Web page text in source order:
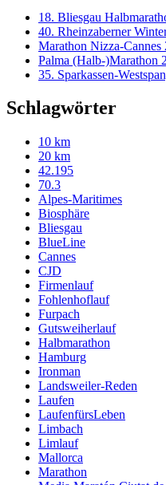
18. Bliesgau
40. Rheinzaberner
Marathon Nizza-Cannes
Palma (Halb-)Marathon
35. Sparkassen-
Schlagwörter
10 km
20 km
42.195
70.3
Alpes-Maritimes
Biosphäre
Bliesgau
BlueLine
Cannes
CJD
Firmenlauf
Fohlenhoflauf
Furpach
Gutsweiherlauf
Halbmarathon
Hamburg
Ironman
Landsweiler-Reden
Laufen
LaufenfürsLeben
Limbach
Limlauf
Mallorca
Marathon